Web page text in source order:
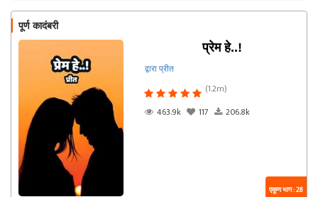
पूर्ण कादंबरी
प्रेम हे..!
द्वारा प्रीत
(1.2m)
463.9k
117 206.8k
एकूण भाग : 28